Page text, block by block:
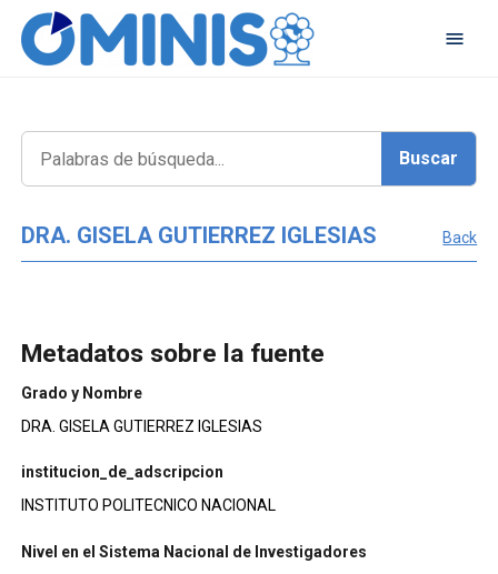
DRA. GISELA GUTIERREZ IGLESIAS Back
Metadatos sobre la fuente
Grado y Nombre
DRA. GISELA GUTIERREZ IGLESIAS
institucion_de_adscripcion
INSTITUTO POLITECNICO NACIONAL
Nivel en el Sistema Nacional de Investigadores